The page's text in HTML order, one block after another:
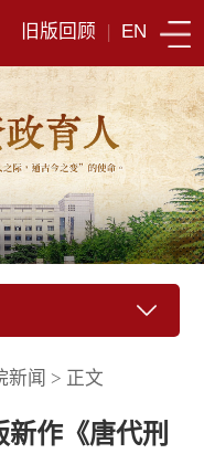
旧版回顾 | EN
新闻 > 正文
作《唐代刑